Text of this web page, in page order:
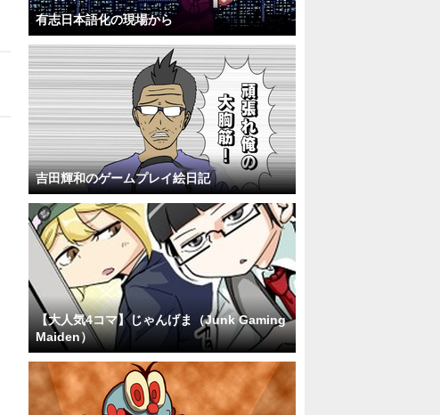
有志日本語化の現場から
吉田輝和のゲームプレイ絵日記
【大人気4コマ】じゃんげま（Junk Gaming
Maiden）